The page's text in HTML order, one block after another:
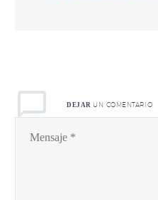
DEJAR UN COMENTARIO